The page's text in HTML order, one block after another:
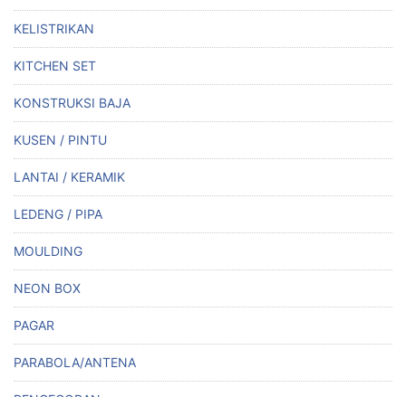
KELISTRIKAN
KITCHEN SET
KONSTRUKSI BAJA
KUSEN / PINTU
LANTAI / KERAMIK
LEDENG / PIPA
MOULDING
NEON BOX
PAGAR
PARABOLA/ANTENA